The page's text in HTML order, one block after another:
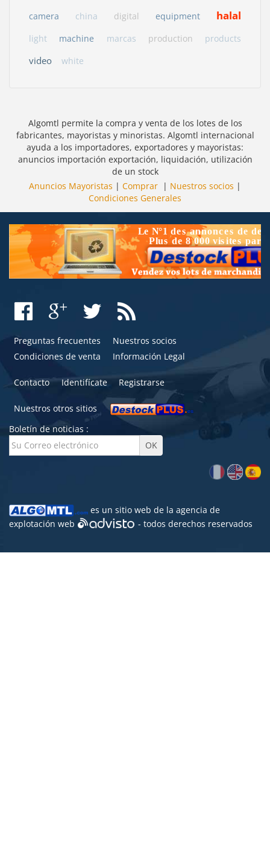
camera china digital equipment halal
light machine marcas production products
video white
Algomtl permite la compra y venta de los lotes de los
fabricantes, mayoristas y minoristas. Algomtl internacional
ayuda a los importadores, exportadores y mayoristas:
anuncios importación exportación, liquidación, utilización
de un stock
Anuncios Mayoristas | Comprar | Nuestros socios |
Condiciones Generales
Preguntas frecuentes
Nuestros socios
Condiciones de venta
Información Legal
Contacto Identifícate Registrarse
Nuestros otros sitios
Boletín de noticias :
es un sitio web de la agencia de
explotación web
- todos derechos reservados